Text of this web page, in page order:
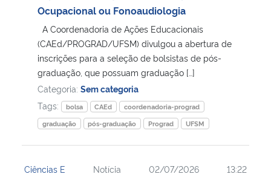
Ocupacional ou Fonoaudiologia
A Coordenadoria de Ações Educacionais
(CAEd/PROGRAD/UFSM) divulgou a abertura de
inscrições para a seleção de bolsistas de pós-
graduação, que possuam graduação […]
Categoria: Sem categoria
Tags:
bolsa CAEd
coordenadoria-prograd
graduação
pós-graduação Prograd UFSM
Ciências E Notícia 02/07/2026 13:22